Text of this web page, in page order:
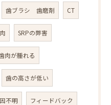
歯ブラシ 歯磨剤 CT
SRPの弊害
肉が腫れる
歯の高さが低い
不明 フィードバック